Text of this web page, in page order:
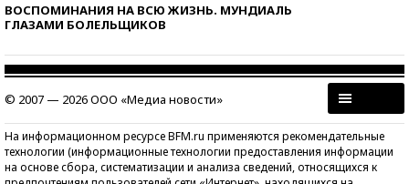
ВОСПОМИНАНИЯ НА ВСЮ ЖИЗНЬ. МУНДИАЛЬ
ГЛАЗАМИ БОЛЕЛЬЩИКОВ
© 2007 — 2026 ООО «Медиа новости»
На информационном ресурсе BFM.ru применяются рекомендательные
технологии (информационные технологии предоставления информации
на основе сбора, систематизации и анализа сведений, относящихся к